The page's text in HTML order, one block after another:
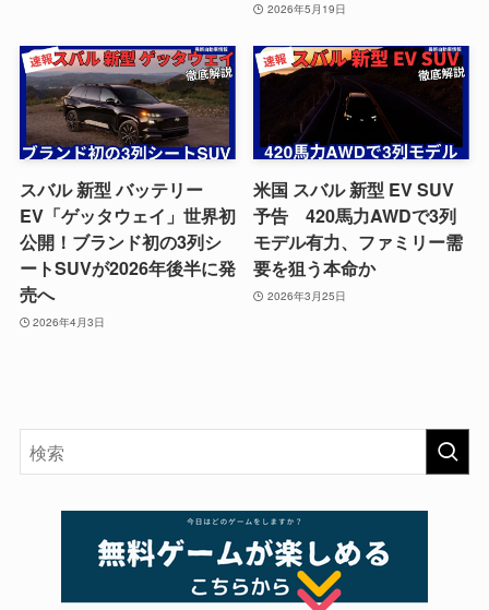
2026年5月19日
スバル 新型 バッテリー
EV「ゲッタウェイ」世界初
公開！ブランド初の3列シ
ートSUVが2026年後半に発
売へ
2026年4月3日
米国 スバル 新型 EV SUV
予告 420馬力AWDで3列
モデル有力、ファミリー需
要を狙う本命か
2026年3月25日